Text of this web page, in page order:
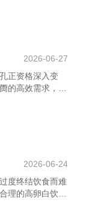
对品牌的通晓与
体营销不成苛
业不错径直与破
握KOL（要津主
2026-06-27
正资格深入变
的高效需求，
牌影响力、拓展
整合线上线下
莳植用户参与度
备巨大的数据
履，优化营销战
2026-06-24
度终结饮食而难
理的高卵白饮
脂肪点火，匡助
如下：** **早餐